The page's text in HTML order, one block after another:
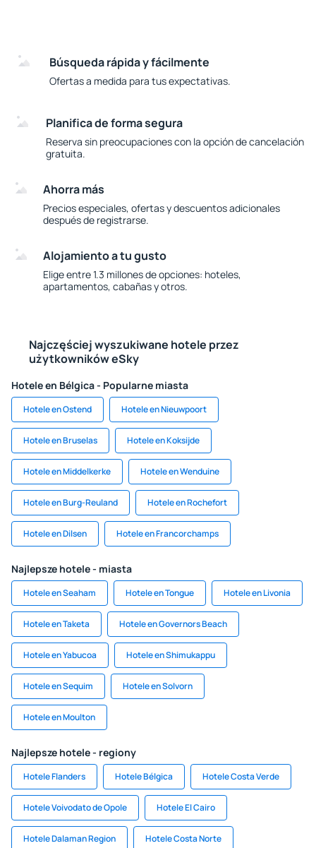
Búsqueda rápida y fácilmente
Ofertas a medida para tus expectativas.
Planifica de forma segura
Reserva sin preocupaciones con la opción de cancelación
gratuita.
Ahorra más
Precios especiales, ofertas y descuentos adicionales
después de registrarse.
Alojamiento a tu gusto
Elige entre 1.3 millones de opciones: hoteles,
apartamentos, cabañas y otros.
Najczęściej wyszukiwane hotele przez
użytkowników eSky
Hotele en Bélgica - Popularne miasta
Hotele en Ostend Hotele en Nieuwpoort
Hotele en Bruselas Hotele en Koksijde
Hotele en Middelkerke Hotele en Wenduine
Hotele en Burg-Reuland Hotele en Rochefort
Hotele en Dilsen Hotele en Francorchamps
Najlepsze hotele - miasta
Hotele en Seaham Hotele en Tongue Hotele en Livonia
Hotele en Taketa Hotele en Governors Beach
Hotele en Yabucoa Hotele en Shimukappu
Hotele en Sequim Hotele en Solvorn
Hotele en Moulton
Najlepsze hotele - regiony
Hotele Flanders Hotele Bélgica Hotele Costa Verde
Hotele Voivodato de Opole Hotele El Cairo
Hotele Dalaman Region Hotele Costa Norte